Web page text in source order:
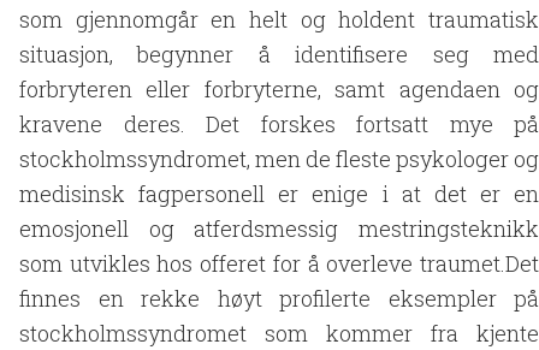
som gjennomgår en helt og holdent traumatisk
situasjon, begynner å identifisere seg med
forbryteren eller forbryterne, samt agendaen og
kravene deres. Det forskes fortsatt mye på
stockholmssyndromet, men de fleste psykologer og
medisinsk fagpersonell er enige i at det er en
emosjonell og atferdsmessig mestringsteknikk
som utvikles hos offeret for å overleve traumet.Det
finnes en rekke høyt profilerte eksempler på
stockholmssyndromet som kommer fra kjente